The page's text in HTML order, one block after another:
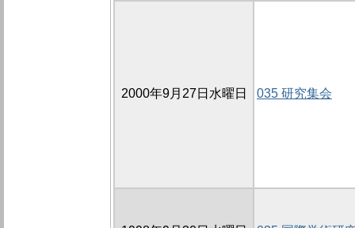
2000年9月27日水曜日 035 研究集会